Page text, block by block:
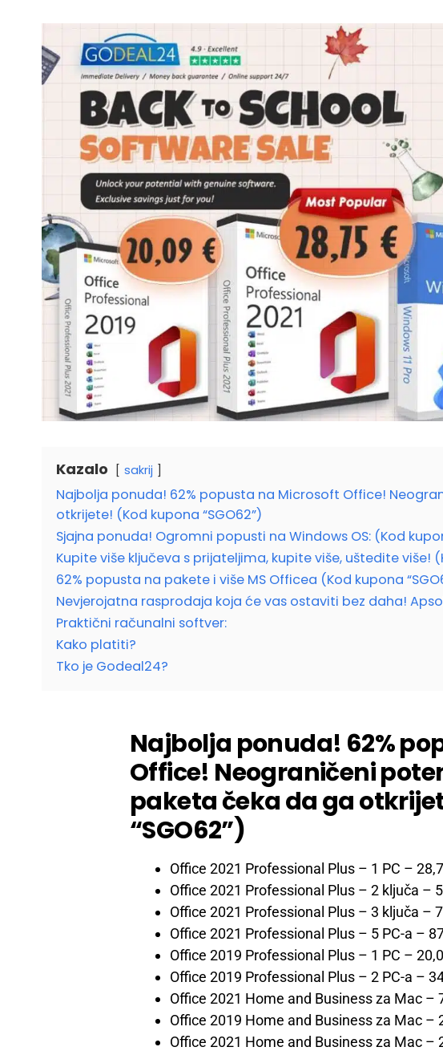
Kazalo sakrij
Najbolja ponuda! 62% popusta na Microsoft Office!
otkrijete! (Kod kupona “SGO62”)
Sjajna ponuda! Ogromni popusti na Windows OS: (Kod
Kupite više ključeva s prijateljima, kupite više, uštedite više!
62% popusta na pakete i više MS Officea (Kod kupona
Nevjerojatna rasprodaja koja će vas ostaviti bez daha!
Praktični računalni softver:
Kako platiti?
Tko je Godeal24?
Najbolja ponuda! 62%
Office! Neograničeni
paketa čeka da ga
“SGO62”)
Office 2021 Professional Plus – 1 PC –
Office 2021 Professional Plus – 2 ključa –
Office 2021 Professional Plus – 3 ključa –
Office 2021 Professional Plus – 5 PC-a –
Office 2019 Professional Plus – 1 PC –
Office 2019 Professional Plus – 2 PC-a –
Office 2021 Home and Business za Mac –
Office 2019 Home and Business za Mac –
Office 2021 Home and Business za Mac –